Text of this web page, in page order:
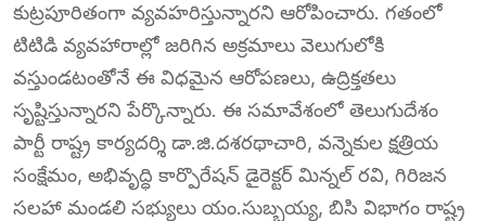
కుట్రపూరితంగా వ్యవహరిస్తున్నారని ఆరోపించారు. గతంలో
టిటిడి వ్యవహారాల్లో జరిగిన అక్రమాలు వెలుగులోకి
వస్తుండటంతోనే ఈ విధమైన ఆరోపణలు, ఉద్రిక్తతలు
సృష్టిస్తున్నారని పేర్కొన్నారు. ఈ సమావేశంలో తెలుగుదేశం
పార్టీ రాష్ట్ర కార్యదర్శి డా.జి.దశరథాచారి, వన్నెకుల క్షత్రియ
సంక్షేమం, అభివృద్ధి కార్పొరేషన్ డైరెక్టర్ మిన్నల్ రవి, గిరిజన
సలహా మండలి సభ్యులు యం.సుబ్బయ్య, బిసి విభాగం రాష్ట్ర